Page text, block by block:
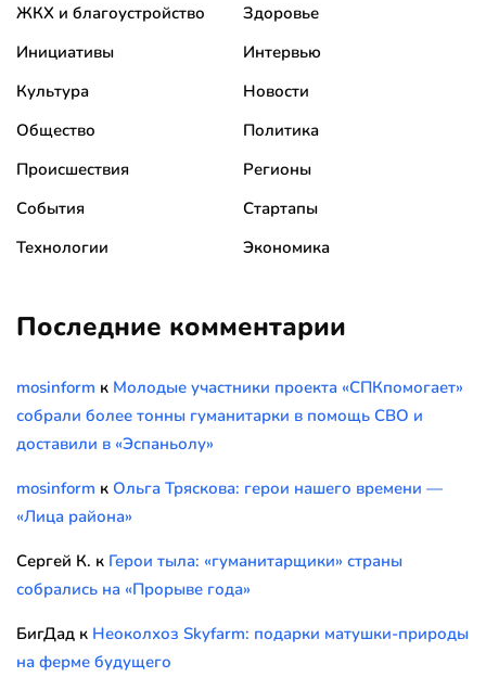
ЖКХ и благоустройство
Здоровье
Инициативы
Интервью
Культура
Новости
Общество
Политика
Происшествия
Регионы
События
Стартапы
Технологии
Экономика
Последние комментарии
mosinform к Молодые участники проекта «СПКпомогает»
собрали более тонны гуманитарки в помощь СВО и
доставили в «Эспаньолу»
mosinform к Ольга Тряскова: герои нашего времени —
«Лица района»
Сергей К. к Герои тыла: «гуманитарщики» страны
собрались на «Прорыве года»
БигДад к Неоколхоз Skyfarm: подарки матушки-природы
на ферме будущего